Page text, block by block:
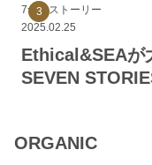
7つのストーリー
2025.02.25
Ethical&SEAが
SEVEN
ORGANIC